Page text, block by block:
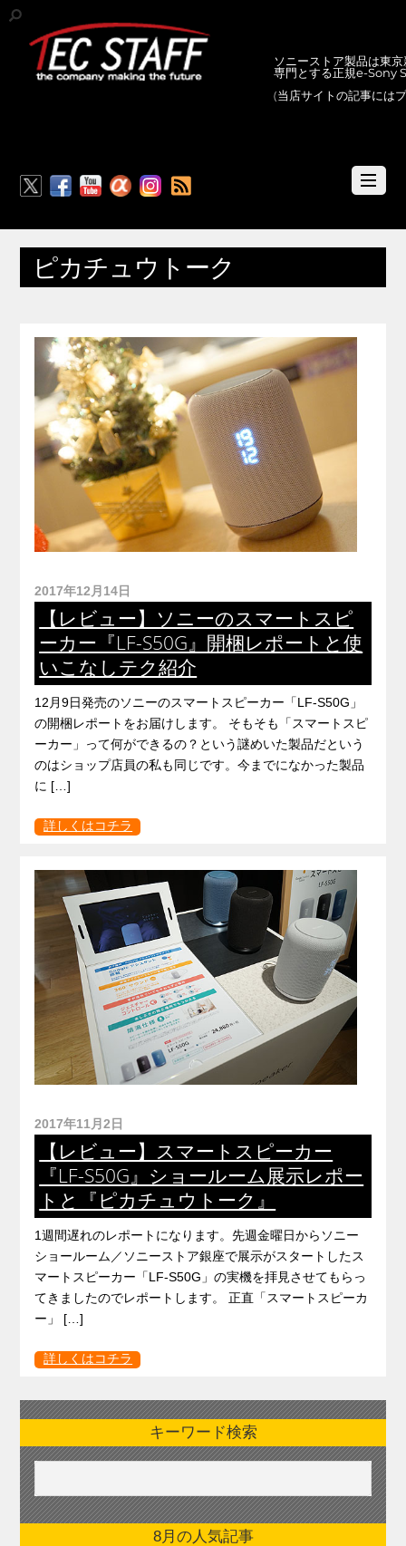
ソニーストア製品は東
専門とする正規e-Sony
(当店サイトの記事には
ピカチュウトーク
2017年12月14日
【レビュー】ソニーのスマートスピ
ーカー『LF-S50G』開梱レポートと使
いこなしテク紹介
12月9日発売のソニーのスマートスピーカー「LF-S50G」
の開梱レポートをお届けします。 そもそも「スマートスピ
ーカー」って何ができるの？という謎めいた製品だという
のはショップ店員の私も同じです。今までになかった製品
に […]
詳しくはコチラ
2017年11月2日
【レビュー】スマートスピーカー
『LF-S50G』ショールーム展示レポー
トと『ピカチュウトーク』
1週間遅れのレポートになります。先週金曜日からソニー
ショールーム／ソニーストア銀座で展示がスタートしたス
マートスピーカー「LF-S50G」の実機を拝見させてもらっ
てきましたのでレポートします。 正直「スマートスピーカ
ー」 […]
詳しくはコチラ
キーワード検索
8月の人気記事